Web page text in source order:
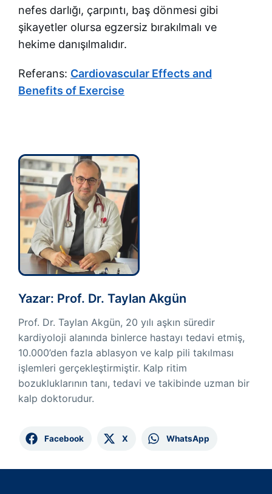
nefes darlığı, çarpıntı, baş dönmesi gibi
şikayetler olursa egzersiz bırakılmalı ve
hekime danışılmalıdır.
Referans: Cardiovascular Effects and
Benefits of Exercise
Yazar: Prof. Dr. Taylan Akgün
Prof. Dr. Taylan Akgün, 20 yılı aşkın süredir
kardiyoloji alanında binlerce hastayı tedavi etmiş,
10.000’den fazla ablasyon ve kalp pili takılması
işlemleri gerçekleştirmiştir. Kalp ritim
bozukluklarının tanı, tedavi ve takibinde uzman bir
kalp doktorudur.
Facebook X WhatsApp